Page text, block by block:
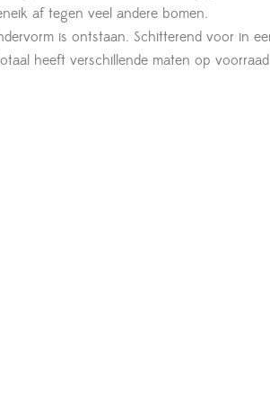
af tegen veel andere bomen.
is ontstaan. Schitterend voor in
heeft verschillende maten op